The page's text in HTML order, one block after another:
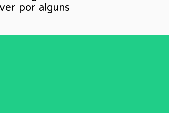
por alguns